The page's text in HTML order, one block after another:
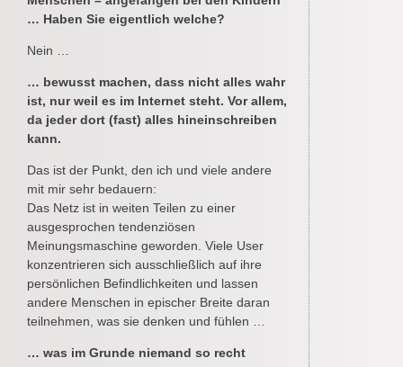
… Haben Sie eigentlich welche?
Nein …
… bewusst machen, dass nicht alles wahr
ist, nur weil es im Internet steht. Vor allem,
da jeder dort (fast) alles hineinschreiben
kann.
Das ist der Punkt, den ich und viele andere
mit mir sehr bedauern:
Das Netz ist in weiten Teilen zu einer
ausgesprochen tendenziösen
Meinungsmaschine geworden. Viele User
konzentrieren sich ausschließlich auf ihre
persönlichen Befindlichkeiten und lassen
andere Menschen in epischer Breite daran
teilnehmen, was sie denken und fühlen …
… was im Grunde niemand so recht